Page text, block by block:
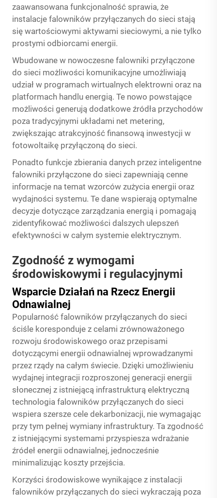
zaawansowana funkcjonalność sprawia, że
instalacje falowników przyłączanych do sieci stają
się wartościowymi aktywami sieciowymi, a nie tylko
prostymi odbiorcami energii.
Wbudowane w nowoczesne falowniki przyłączone
do sieci możliwości komunikacyjne umożliwiają
udział w programach wirtualnych elektrowni oraz na
platformach handlu energią. Te nowo powstające
możliwości generują dodatkowe źródła przychodów
poza tradycyjnymi układami net metering,
zwiększając atrakcyjność finansową inwestycji w
fotowoltaikę przyłączoną do sieci.
Ponadto funkcje zbierania danych przez inteligentne
falowniki przyłączone do sieci zapewniają cenne
informacje na temat wzorców zużycia energii oraz
wydajności systemu. Te dane wspierają optymalne
decyzje dotyczące zarządzania energią i pomagają
zidentyfikować możliwości dalszych ulepszeń
efektywności w całym systemie elektrycznym.
Zgodność z wymogami
środowiskowymi i regulacyjnymi
Wsparcie Działań na Rzecz Energii
Odnawialnej
Popularność falowników przyłączanych do sieci
ściśle koresponduje z celami zrównoważonego
rozwoju środowiskowego oraz przepisami
dotyczącymi energii odnawialnej wprowadzanymi
przez rządy na całym świecie. Dzięki umożliwieniu
wydajnej integracji rozproszonej generacji energii
słonecznej z istniejącą infrastrukturą elektryczną
technologia falowników przyłączanych do sieci
wspiera szersze cele dekarbonizacji, nie wymagając
przy tym pełnej wymiany infrastruktury. Ta zgodność
z istniejącymi systemami przyspiesza wdrażanie
źródeł energii odnawialnej, jednocześnie
minimalizując koszty przejścia.
Korzyści środowiskowe wynikające z instalacji
falowników przyłączanych do sieci wykraczają poza